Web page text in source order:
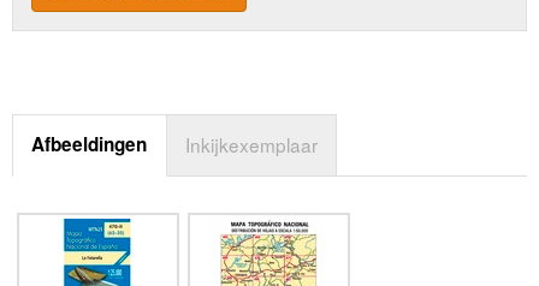
Afbeeldingen Inkijkexemplaar